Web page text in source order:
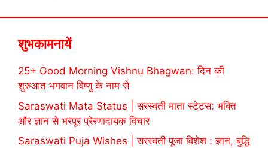
शुभकामनायें
25+ Good Morning Vishnu Bhagwan: दिन की
शुरुआत भगवान विष्णु के नाम से
Saraswati Mata Status | सरस्वती माता स्टेटस: भक्ति
और ज्ञान से भरपूर प्रेरणादायक विचार
Saraswati Puja Wishes | सरस्वती पूजा विशेश : ज्ञान, बुद्धि